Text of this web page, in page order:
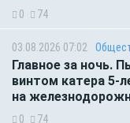
0 74
03.08.2026 07:02
Главное за ночь.
винтом катера 5-
на
0 74